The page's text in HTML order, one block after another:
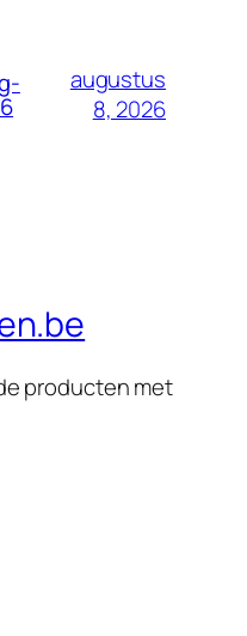
augustus
8, 2026
producten met